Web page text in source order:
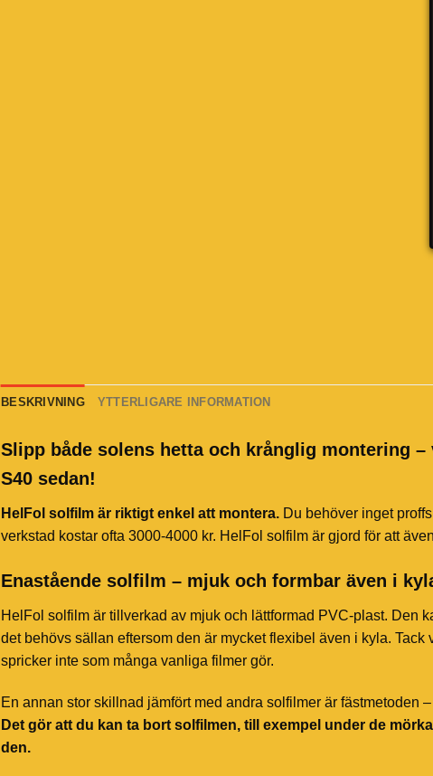
BESKRIVNING YTTERLIGARE INFORMATION
Slipp både solens hetta och krånglig montering
S40 sedan!
HelFol solfilm är riktigt enkel att montera. Du behöver inget
verkstad kostar ofta 3000-4000 kr. HelFol solfilm är gjord för att
Enastående solfilm – mjuk och formbar även i
HelFol solfilm är tillverkad av mjuk och lättformad PVC-plast. Den
det behövs sällan eftersom den är mycket flexibel även i kyla.
spricker inte som många vanliga filmer gör.
En annan stor skillnad jämfört med andra solfilmer är fästmetoden
Det gör att du kan ta bort solfilmen, till exempel under de
den.